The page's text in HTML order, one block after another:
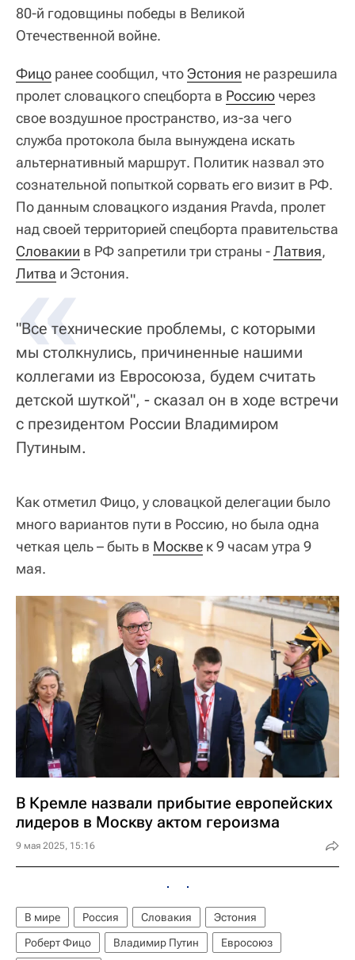
80-й годовщины победы в Великой
Отечественной войне.
Фицо ранее сообщил, чтоЭстония не разрешила
пролет словацкого спецборта в Россию через
свое воздушное пространство, из-за чего
служба протокола была вынуждена искать
альтернативный маршрут. Политик назвал это
сознательной попыткой сорвать его визит в РФ.
По данным словацкого издания Pravda, пролет
над своей территорией спецборта правительства
Словакии в РФ запретили три страны -Латвия,
Литва и Эстония.
«
"Все технические проблемы, с которыми
мы столкнулись, причиненные нашими
коллегами из Евросоюза, будем считать
детской шуткой", - сказал он в ходе встречи
с президентом России Владимиром
Путиным.
Как отметил Фицо, у словацкой делегации было
много вариантов пути в Россию, но была одна
четкая цель – быть в Москве к 9 часам утра 9
мая.
В Кремле назвали прибытие европейских
лидеров в Москву актом героизма
9 мая 2025, 15:16
В мире Россия Словакия
Эстония
Роберт Фицо
Владимир Путин
Евросоюз